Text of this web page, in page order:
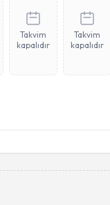
Takvim
kapalıdır
Takvim
kapalıdır